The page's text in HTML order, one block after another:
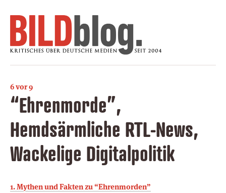
6 vor 9
“Ehrenmorde”,
Hemdsärmliche RTL-News,
Wackelige Digitalpolitik
1. Mythen und Fakten zu “Ehrenmorden”